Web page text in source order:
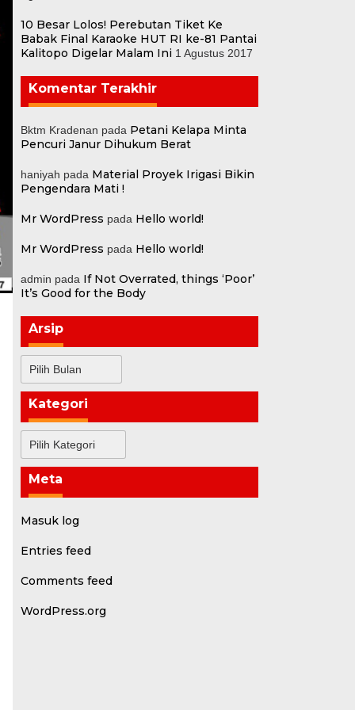
10 Besar Lolos! Perebutan Tiket Ke
Babak Final Karaoke HUT RI ke-81 Pantai
Kalitopo Digelar Malam Ini 1 Agustus 2017
Komentar Terakhir
Bktm Kradenan pada Petani Kelapa Minta
Pencuri Janur Dihukum Berat
haniyah pada Material Proyek Irigasi Bikin
Pengendara Mati !
Mr WordPress pada Hello world!
Mr WordPress pada Hello world!
admin pada If Not Overrated, things ‘Poor’
It’s Good for the Body
Arsip
Kategori
Meta
Masuk log
Entries feed
Comments feed
WordPress.org